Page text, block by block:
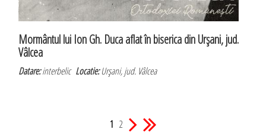
Mormântul lui Ion Gh. Duca aflat în biserica din Urşani, jud.
Vâlcea
Datare:interbelicLocatie:Urşani, jud. Vâlcea
1 2